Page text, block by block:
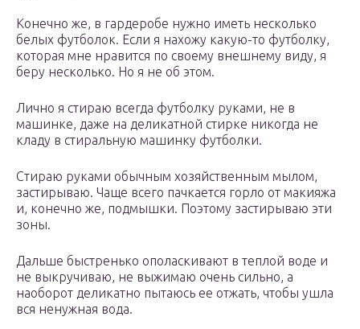
Конечно же, в гардеробе нужно иметь несколько
белых футболок. Если я нахожу какую-то футболку,
которая мне нравится по своему внешнему виду, я
беру несколько. Но я не об этом.
Лично я стираю всегда футболку руками, не в
машинке, даже на деликатной стирке никогда не
кладу в стиральную машинку футболки.
Стираю руками обычным хозяйственным мылом,
застирываю. Чаще всего пачкается горло от макияжа
и, конечно же, подмышки. Поэтому застирываю эти
зоны.
Дальше быстренько ополаскивают в теплой воде и
не выкручиваю, не выжимаю очень сильно, а
наоборот деликатно пытаюсь ее отжать, чтобы ушла
вся ненужная вода.